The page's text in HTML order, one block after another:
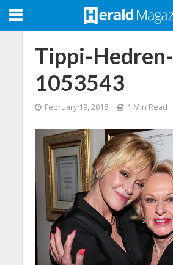
Tippi-Hedren-
1053543
February 19, 2018 1 Min Read